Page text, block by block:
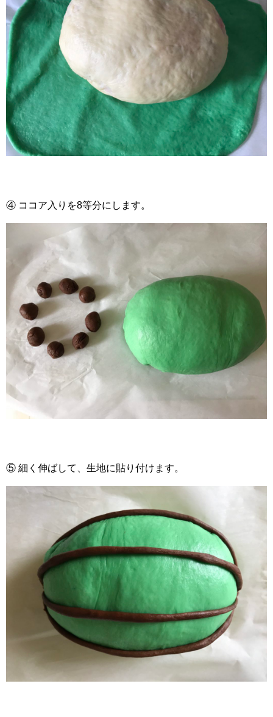
④ ココア入りを8等分にします。
⑤ 細く伸ばして、生地に貼り付けます。